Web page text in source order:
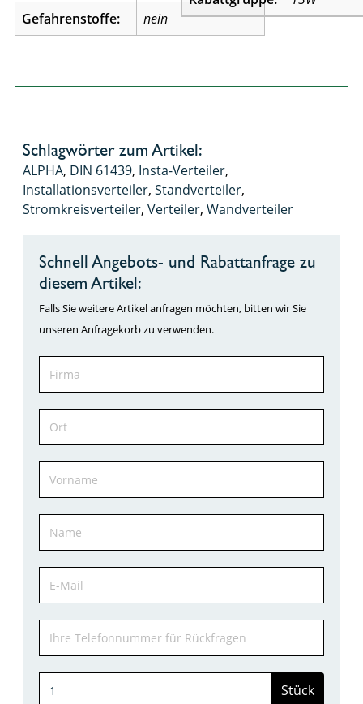
Gefahrenstoffe: nein
Schlagwörter zum Artikel:
ALPHA, DIN 61439, Insta-Verteiler,
Installationsverteiler, Standverteiler,
Stromkreisverteiler, Verteiler, Wandverteiler
Schnell Angebots- und Rabattanfrage zu
diesem Artikel:
Falls Sie weitere Artikel anfragen möchten, bitten wir Sie
unseren Anfragekorb zu verwenden.
Stück